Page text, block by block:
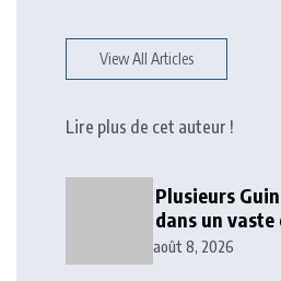
View All Articles
Lire plus de cet auteur !
Plusieurs
dans un
contre
août 8, 2026